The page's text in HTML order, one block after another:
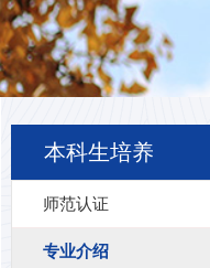
本科生培养
师范认证
专业介绍